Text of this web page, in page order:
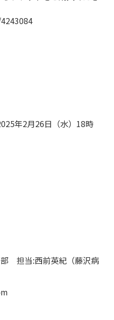
年2月26日（水）18時
担当:西前英紀（藤沢病